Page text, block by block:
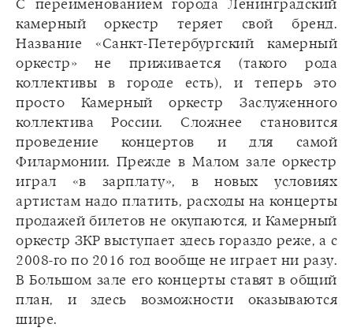
С переименованием города Ленинградский
камерный оркестр теряет свой бренд.
Название «Санкт-Петербургский камерный
оркестр» не приживается (такого рода
коллективы в городе есть), и теперь это
просто Камерный оркестр Заслуженного
коллектива России. Сложнее становится
проведение концертов и для самой
Филармонии. Прежде в Малом зале оркестр
играл «в зарплату», в новых условиях
артистам надо платить, расходы на концерты
продажей билетов не окупаются, и Камерный
оркестр ЗКР выступает здесь гораздо реже, а с
2008-го по 2016 год вообще не играет ни разу.
В Большом зале его концерты ставят в общий
план, и здесь возможности оказываются
шире.